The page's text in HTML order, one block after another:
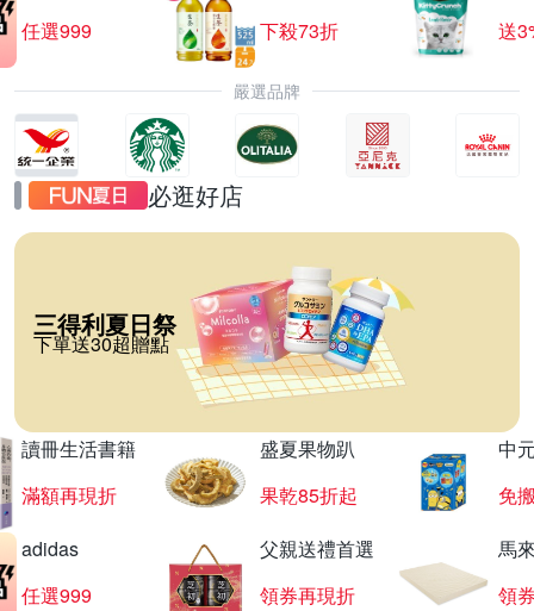
任選999
下殺73折
送
嚴選品牌
必逛好店
三得利夏日祭
下單送30超贈點
讀冊生活書籍
滿額再現折
盛夏果物趴
果乾85折起
中
免
adidas
任選999
父親送禮首選
領券再現折
馬
領